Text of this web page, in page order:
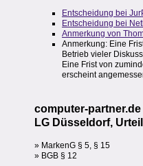
Entscheidung bei
Entscheidung bei
Anmerkung von
Anmerkung: Eine
Betrieb vieler
Eine Frist von
erscheint
computer-partner.de
LG Düsseldorf,
» MarkenG § 5, § 15
» BGB § 12